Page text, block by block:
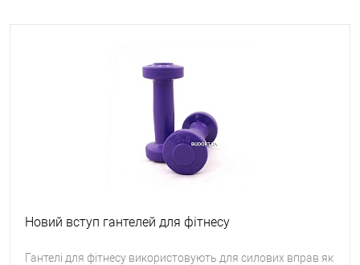
Новий вступ гантелей для фітнесу
Гантелі для фітнесу використовують для силових вправ як